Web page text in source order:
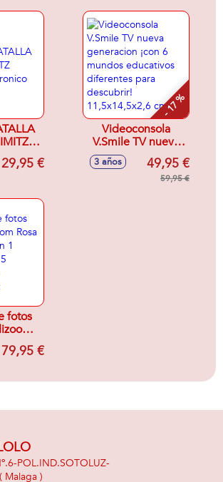
10,2X10,2X22,7cm
29,95 €
- 17 %
Videoconsola
V.Smile TV nueva
generacion ¡con 6
mundos educativos
diferentes para
3 años 49,95 €
59,95 €
fotos
10 en
5
cm
79,95 €
POL.IND.SOTOLUZ-
( Malaga )